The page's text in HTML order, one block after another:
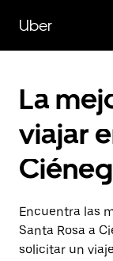
contenido
principal
Uber
La
viajar
Encuentra las
Santa Rosa a
solicitar un